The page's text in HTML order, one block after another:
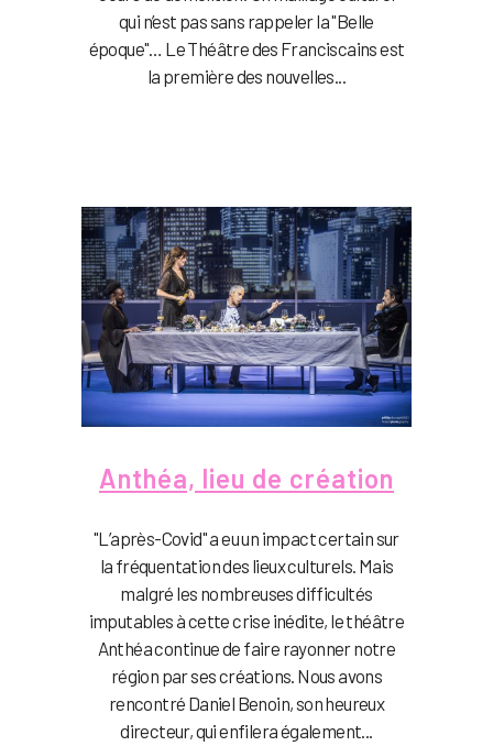
qui n’est pas sans rappeler la "Belle
époque"… Le Théâtre des Franciscains est
la première des nouvelles...
Anthéa, lieu de création
"L’après-Covid" a eu un impact certain sur
la fréquentation des lieux culturels. Mais
malgré les nombreuses difficultés
imputables à cette crise inédite, le théâtre
Anthéa continue de faire rayonner notre
région par ses créations. Nous avons
rencontré Daniel Benoin, son heureux
directeur, qui enfilera également...